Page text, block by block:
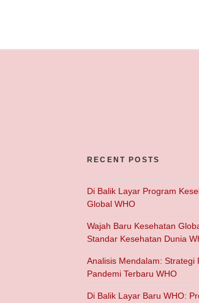
RECENT POSTS
Di Balik Layar Program
Global WHO
Wajah Baru Kesehatan
Standar Kesehatan Dunia
Analisis Mendalam: Strategi
Pandemi Terbaru WHO
Di Balik Layar Baru WHO: